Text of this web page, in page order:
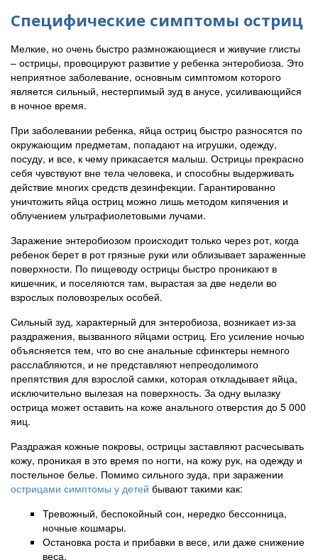
Специфические симптомы остриц
Мелкие, но очень быстро размножающиеся и живучие глисты
– острицы, провоцируют развитие у ребенка энтеробиоза. Это
неприятное заболевание, основным симптомом которого
является сильный, нестерпимый зуд в анусе, усиливающийся
в ночное время.
При заболевании ребенка, яйца остриц быстро разносятся по
окружающим предметам, попадают на игрушки, одежду,
посуду, и все, к чему прикасается малыш. Острицы прекрасно
себя чувствуют вне тела человека, и способны выдерживать
действие многих средств дезинфекции. Гарантированно
уничтожить яйца остриц можно лишь методом кипячения и
облучением ультрафиолетовыми лучами.
Заражение энтеробиозом происходит только через рот, когда
ребенок берет в рот грязные руки или облизывает зараженные
поверхности. По пищеводу острицы быстро проникают в
кишечник, и поселяются там, вырастая за две недели во
взрослых половозрелых особей.
Сильный зуд, характерный для энтеробиоза, возникает из-за
раздражения, вызванного яйцами остриц. Его усиление ночью
объясняется тем, что во сне анальные сфинктеры немного
расслабляются, и не представляют непреодолимого
препятствия для взрослой самки, которая откладывает яйца,
исключительно вылезая на поверхность. За одну вылазку
острица может оставить на коже анального отверстия до 5 000
яиц.
Раздражая кожные покровы, острицы заставляют расчесывать
кожу, проникая в это время по ногти, на кожу рук, на одежду и
постельное белье. Помимо сильного зуда, при заражении
острицами симптомы у детей бывают такими как:
Тревожный, беспокойный сон, нередко бессонница,
ночные кошмары.
Остановка роста и прибавки в весе, или даже снижение
веса.